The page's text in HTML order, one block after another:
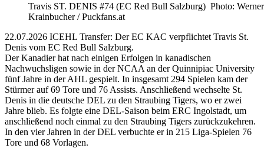
Travis ST. DENIS #74 (EC Red Bull Salzburg) Photo: Werner
Krainbucher / Puckfans.at
22.07.2026 ICEHL Transfer: Der EC KAC verpflichtet Travis St.
Denis vom EC Red Bull Salzburg.
Der Kanadier hat nach einigen Erfolgen in kanadischen
Nachwuchsligen sowie in der NCAA an der Quinnipiac University
fünf Jahre in der AHL gespielt. In insgesamt 294 Spielen kam der
Stürmer auf 69 Tore und 76 Assists. Anschließend wechselte St.
Denis in die deutsche DEL zu den Straubing Tigers, wo er zwei
Jahre blieb. Es folgte eine DEL-Saison beim ERC Ingolstadt, um
anschließend noch einmal zu den Straubing Tigers zurückzukehren.
In den vier Jahren in der DEL verbuchte er in 215 Liga-Spielen 76
Tore und 68 Vorlagen.